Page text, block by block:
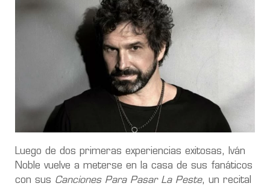
Luego de dos primeras experiencias exitosas, Iván
Noble vuelve a meterse en la casa de sus fanáticos
con sus Canciones Para Pasar La Peste, un recital